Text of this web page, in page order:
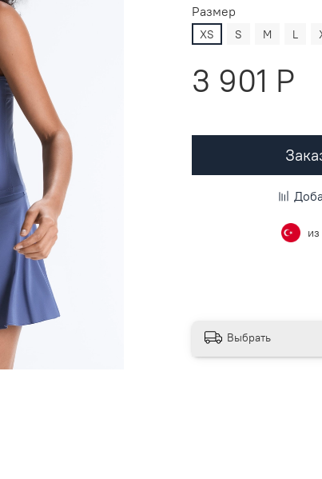
Размер
XS S M L
3 901 P
Выбрать